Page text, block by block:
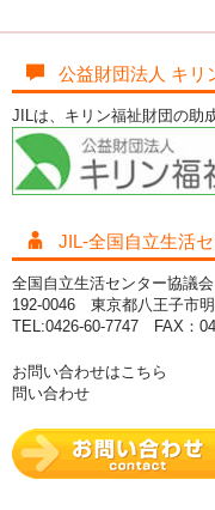
公益財団法人 キリ
JILは、キリン福祉財団の助
JIL-全国自立生活
全国自立生活センター協議会
192-0046 東京都八王子市
TEL:0426-60-7747 FAX：
お問い合わせはこちら
問い合わせ